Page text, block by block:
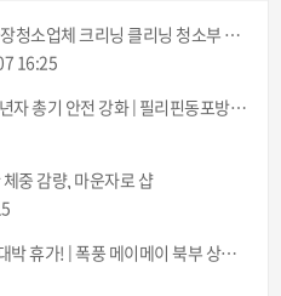
❤️ [앙헬레스데카클락] 출장청소업체 크리닝 클리닝 청소부 아떼 아줌마 서비스! (기본 3시간에 700페소!) ❤️
16:25
마니베라 파업 강행 | 미성년자 총기 안전 강화 | 필리핀동포방송 | 필리핀한인방송 | 필리핀뉴스룸
중 감량, 마운자로 샵
8월에 연휴가 두 번이나? 대박 휴가! | 폭풍 메이메이 북부 상륙 | 필리핀동포방송 | 필리핀한인방송 | 필리핀뉴스룸